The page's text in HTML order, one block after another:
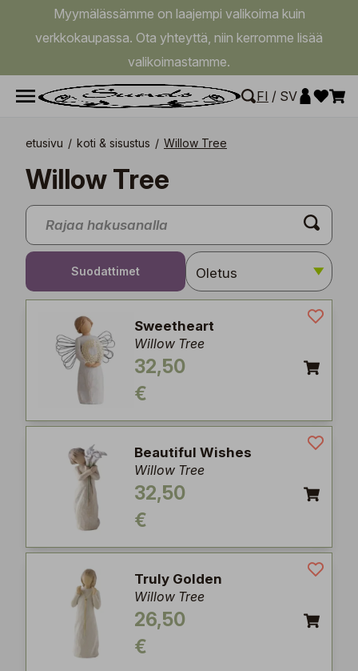
Myymälässämme on laajempi valikoima kuin
verkkokaupassa. Ota yhteyttä, niin kerromme lisää
valikoimastamme.
FI / SV
etusivu / koti & sisustus / Willow Tree
Willow Tree
Suodattimet
Sweetheart
Willow Tree
32,50
€
Beautiful Wishes
Willow Tree
32,50
€
Truly Golden
Willow Tree
26,50
€